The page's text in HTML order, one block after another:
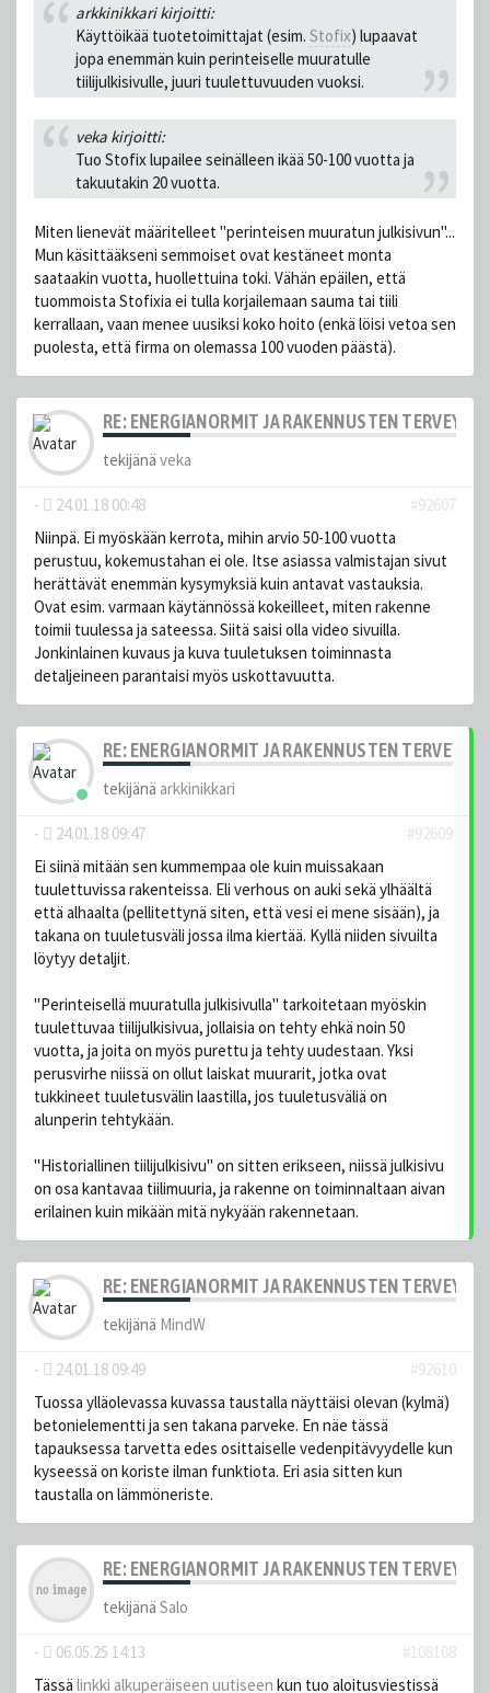
arkkinikkari kirjoitti:
Käyttöikää tuotetoimittajat (esim. Stofix) lupaavat
jopa enemmän kuin perinteiselle muuratulle
tiilijulkisivulle, juuri tuulettuvuuden vuoksi.
veka kirjoitti:
Tuo Stofix lupailee seinälleen ikää 50-100 vuotta ja
takuutakin 20 vuotta.
Miten lienevät määritelleet "perinteisen muuratun julkisivun"...
Mun käsittääkseni semmoiset ovat kestäneet monta
saataakin vuotta, huollettuina toki. Vähän epäilen, että
tuommoista Stofixia ei tulla korjailemaan sauma tai tiili
kerrallaan, vaan menee uusiksi koko hoito (enkä löisi vetoa sen
puolesta, että firma on olemassa 100 vuoden päästä).
RE: ENERGIANORMIT JA RAKENNUSTEN TERVEYS
tekijänä veka
- 24.01.18 00:48
#92607
Niinpä. Ei myöskään kerrota, mihin arvio 50-100 vuotta
perustuu, kokemustahan ei ole. Itse asiassa valmistajan sivut
herättävät enemmän kysymyksiä kuin antavat vastauksia.
Ovat esim. varmaan käytännössä kokeilleet, miten rakenne
toimii tuulessa ja sateessa. Siitä saisi olla video sivuilla.
Jonkinlainen kuvaus ja kuva tuuletuksen toiminnasta
detaljeineen parantaisi myös uskottavuutta.
RE: ENERGIANORMIT JA RAKENNUSTEN TERVEYS
tekijänä arkkinikkari
- 24.01.18 09:47
#92609
Ei siinä mitään sen kummempaa ole kuin muissakaan
tuulettuvissa rakenteissa. Eli verhous on auki sekä ylhäältä
että alhaalta (pellitettynä siten, että vesi ei mene sisään), ja
takana on tuuletusväli jossa ilma kiertää. Kyllä niiden sivuilta
löytyy detaljit.
"Perinteisellä muuratulla julkisivulla" tarkoitetaan myöskin
tuulettuvaa tiilijulkisivua, jollaisia on tehty ehkä noin 50
vuotta, ja joita on myös purettu ja tehty uudestaan. Yksi
perusvirhe niissä on ollut laiskat muurarit, jotka ovat
tukkineet tuuletusvälin laastilla, jos tuuletusväliä on
alunperin tehtykään.
"Historiallinen tiilijulkisivu" on sitten erikseen, niissä julkisivu
on osa kantavaa tiilimuuria, ja rakenne on toiminnaltaan aivan
erilainen kuin mikään mitä nykyään rakennetaan.
RE: ENERGIANORMIT JA RAKENNUSTEN TERVEYS
tekijänä MindW
- 24.01.18 09:49
#92610
Tuossa ylläolevassa kuvassa taustalla näyttäisi olevan (kylmä)
betonielementti ja sen takana parveke. En näe tässä
tapauksessa tarvetta edes osittaiselle vedenpitävyydelle kun
kyseessä on koriste ilman funktiota. Eri asia sitten kun
taustalla on lämmöneriste.
RE: ENERGIANORMIT JA RAKENNUSTEN TERVEYS
tekijänä Salo
- 06.05.25 14:13
#108108
Tässä linkki alkuperäiseen uutiseen kun tuo aloitusviestissä